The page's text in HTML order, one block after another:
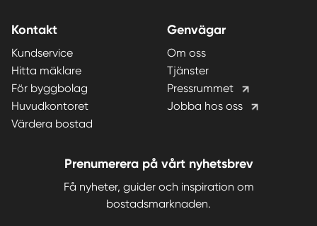
Kontakt
Kundservice
Hitta mäklare
För byggbolag
Huvudkontoret
Värdera bostad
Genvägar
Om oss
Tjänster
Pressrummet
Jobba hos oss
Prenumerera på vårt nyhetsbrev
Få nyheter, guider och inspiration om
bostadsmarknaden.